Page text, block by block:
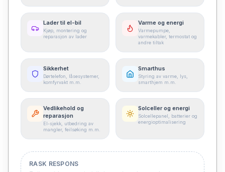
Lader til el-bil
Kjøp, montering og
reparasjon av lader
Varme og energi
Varmepumpe,
varmekabler, termostat og
andre tiltak
Sikkerhet
Dørtelefon, låsesystemer,
komfyrvakt m.m.
Smarthus
Styring av varme, lys,
smarthjem m.m.
Vedlikehold og
reparasjon
El-sjekk, utbedring av
mangler, feilsøking m.m.
Solceller og energi
Solcellepanel, batterier og
energioptimalisering
RASK RESPONS